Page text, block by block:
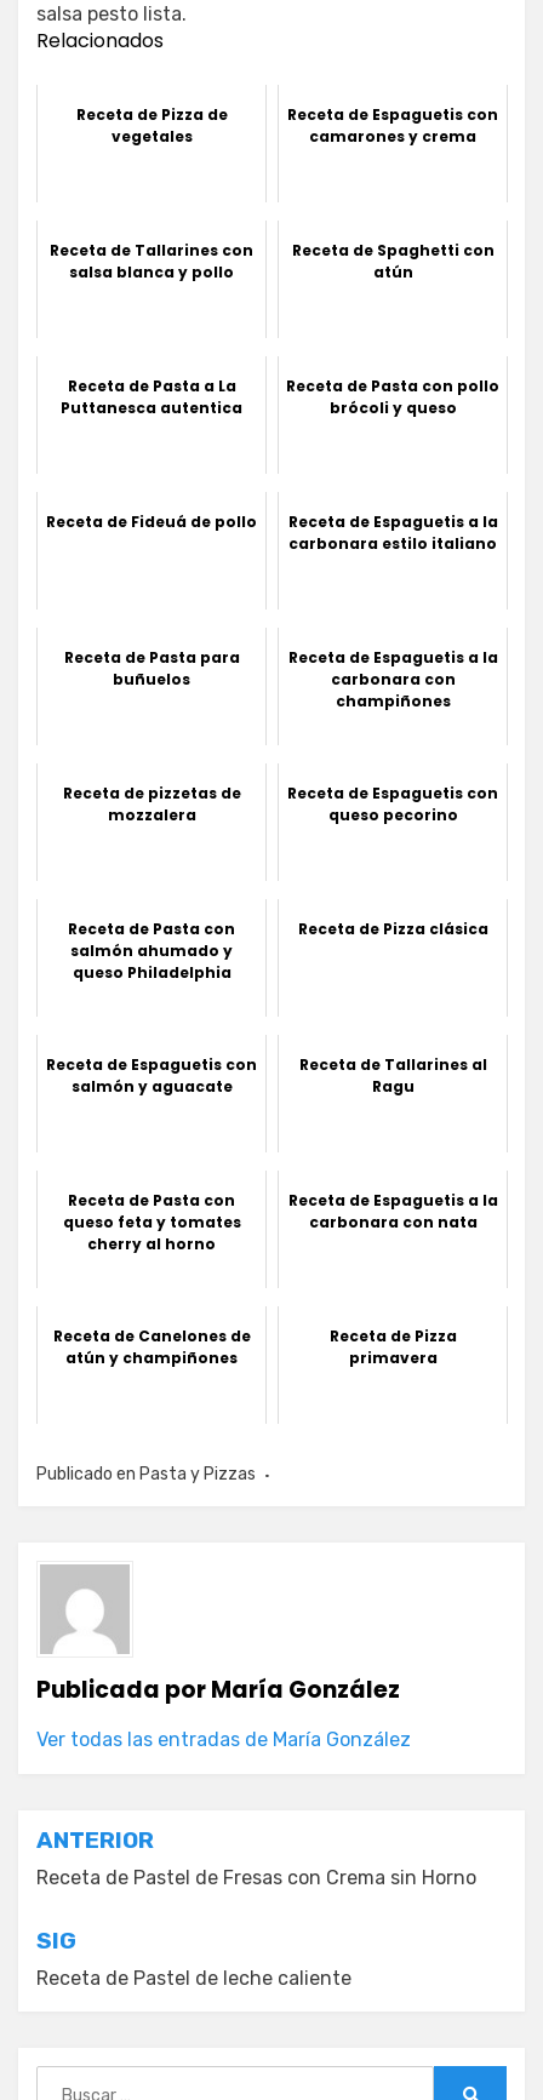
salsa pesto lista.
Relacionados
Receta de Pizza de
vegetales
Receta de Espaguetis con
camarones y crema
Receta de Tallarines con
salsa blanca y pollo
Receta de Spaghetti con
atún
Receta de Pasta a La
Puttanesca autentica
Receta de Pasta con pollo
brócoli y queso
Receta de Fideuá de pollo
Receta de Espaguetis a la
carbonara estilo italiano
Receta de Pasta para
buñuelos
Receta de Espaguetis a la
carbonara con
champiñones
Receta de pizzetas de
mozzalera
Receta de Espaguetis con
queso pecorino
Receta de Pasta con
salmón ahumado y
queso Philadelphia
Receta de Pizza clásica
Receta de Espaguetis con
salmón y aguacate
Receta de Tallarines al
Ragu
Receta de Pasta con
queso feta y tomates
cherry al horno
Receta de Espaguetis a la
carbonara con nata
Receta de Canelones de
atún y champiñones
Receta de Pizza
primavera
Publicado en Pasta y Pizzas
Publicada porMaría González
Ver todas las entradas de María González
Navegación
de
entradas
ANTERIOR
Receta de Pastel de Fresas con Crema sin Horno
SIG
Receta de Pastel de leche caliente